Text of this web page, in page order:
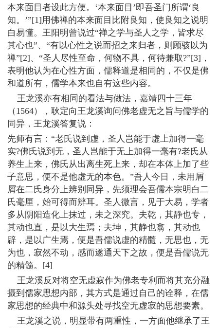
本来面目者设此方便。‘本来面目’即吾圣门所谓‘良
知。’”[1]用佛禅的本来面目比附良知，使良知之说明
白易懂。王阳明曾说过“禅之学与圣人之学，皆求尽
其心也”、“有以心性之说而招之来归者，则顾骇以为
禅”[2]、“圣人尽性至命，何物不具，何待兼取?”[3]，
表明他认为在心性方面，儒释道是相同的，不仅是佛
和道所有，儒学本来也自有这些内容。
王龙溪亦有相同的看法与做法，嘉靖四十三年
（1564），耿定向王龙溪询问佛老虚无之旨与儒学的
同异，王龙溪答复说：
先师有言：“老氏说到虚，圣人岂能于虚上加得一毫
实?佛氏说到无，圣人岂能于无上加得一毫有?老氏从
养生上来，佛氏从出离生死上来，却在本体上加了些
子意思，便不是他虚无的本色。”吾人今日，未用屑
屑在二氏身分上辨别同异，先须理会吾儒本宗明白二
氏毫厘，始可得而辨耳。圣人微言，见于大易，学者
多从阴阳造化上抹过，未之深究。夫乾，其静也专，
其动也直，是以大生焉；夫坤，其静也翕，其动也
辟，是以广生焉，便是吾儒说虚的精髓，无思也，无
为也，寂然不动，感而遂通天下之故，便是吾儒说无
的精髓。[4]
王龙溪反对将空无虚寂作为佛老专利而将其充分融
摄到儒家思想内部，其方式是通过自己的诠释，在儒
家思想的经典中和源头处寻找空无虚寂的思想要素。
王龙溪之说，明显带有两重性，一方面他继承了王